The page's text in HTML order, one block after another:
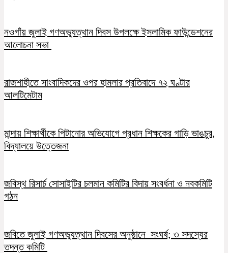
নওগাঁয় জুলাই গণঅভ্যুত্থান দিবস উপলক্ষে ইসলামিক ফাউন্ডেশনের
আলোচনা সভা
রাজশাহীতে সাংবাদিকদের ওপর হামলার প্রতিবাদে ৭২ ঘণ্টার
আলটিমেটাম
মান্দায় শিক্ষার্থীকে পিটানোর অভিযোগে প্রধান শিক্ষকের গাড়ি ভাঙচুর,
বিদ্যালয়ে উত্তেজনা
জবিস্থ রিসার্চ সোসাইটির চলমান কমিটির বিদায় সংবর্ধনা ও নবকমিটি
গঠন
জবিতে জুলাই গণঅভ্যুত্থান দিবসের অনুষ্ঠানে সংঘর্ষ; ৩ সদস্যের
তদন্ত কমিটি